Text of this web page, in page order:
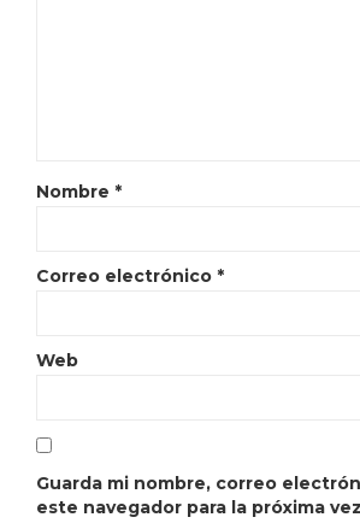
Nombre *
Correo electrónico *
Web
Guarda mi nombre, correo
este navegador para la próxima